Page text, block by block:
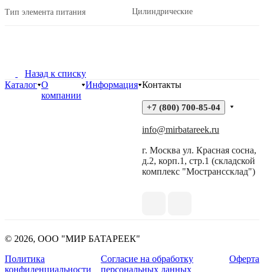
Тип элемента питания Цилиндрические
Назад к списку
Каталог О
компании
Информация Контакты
+7 (800) 700-85-04
info@mirbatareek.ru
г. Москва ул. Красная сосна,
д.2, корп.1, стр.1 (складской
комплекс "Мостранссклад")
© 2026, ООО "МИР БАТАРЕЕК"
Политика
конфиденциальности
Согласие на обработку
персональных данных
Оферта